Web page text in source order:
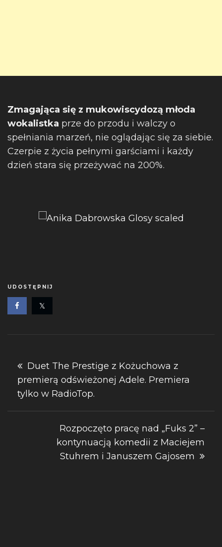
Zmagająca się z mukowiscydozą młoda
wokalistka prze do przodu i walczy o
spełniania marzeń, nie oglądając się za siebie.
Czerpie z życia pełnymi garściami i każdy
dzień stara się przeżywać na 200%.
UDOSTĘPNIJ
Nawigacja
wpisu
Duet The Prestige z Kożuchowa z
premierą odświeżonej Adele. Premiera
tylko w RadioTop.
Rozpoczęto pracę nad „Fuks 2” –
kontynuacją komedii z Maciejem
Stuhrem i Januszem Gajosem